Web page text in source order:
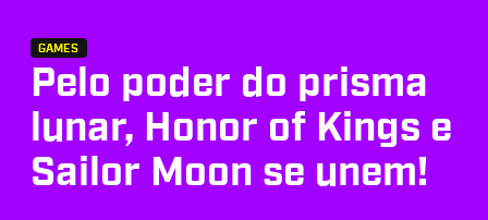
GAMES
Pelo poder do prisma
lunar, Honor of Kings e
Sailor Moon se unem!